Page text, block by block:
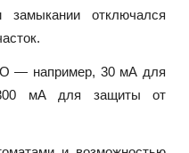
отключался
— например, 30 мА для
мА для защиты от